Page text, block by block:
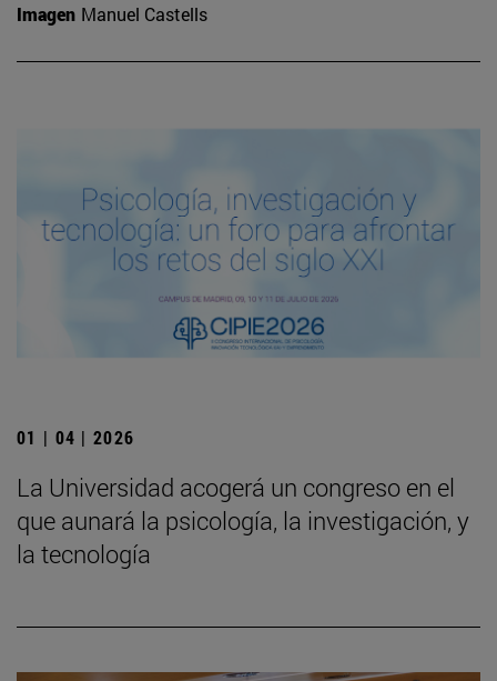
Imagen Manuel Castells
01 | 04 | 2026
La Universidad acogerá un congreso en el
que aunará la psicología, la investigación, y
la tecnología